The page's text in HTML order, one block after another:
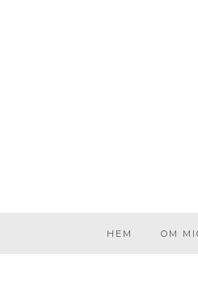
HEM OM